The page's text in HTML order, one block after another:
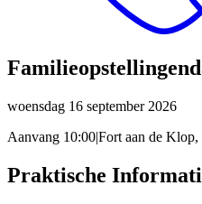
woensdag 16 september 2026
Aanvang 10:00|Fort aan de Klop,
Praktische